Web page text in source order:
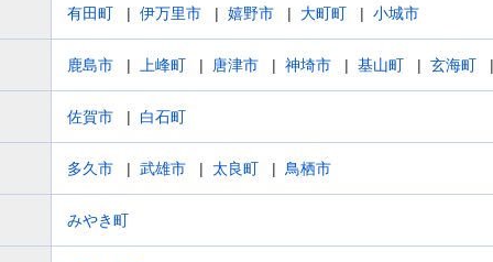
有田町 伊万里市 嬉野市 大町町 小城市
鹿島市 上峰町 唐津市 神埼市 基山町 玄海町
佐賀市 白石町
多久市 武雄市 太良町 鳥栖市
みやき町